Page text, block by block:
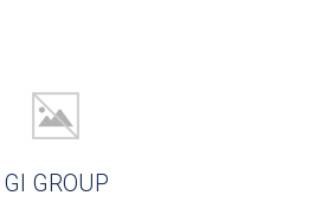
GI GROUP